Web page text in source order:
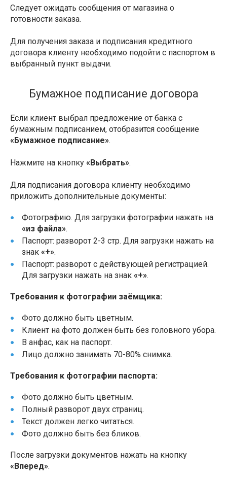
Следует ожидать сообщения от магазина о
готовности заказа.
Для получения заказа и подписания кредитного
договора клиенту необходимо подойти с паспортом в
выбранный пункт выдачи.
Бумажное подписание договора
Если клиент выбрал предложение от банка с
бумажным подписанием, отобразится сообщение
«Бумажное подписание».
Нажмите на кнопку «Выбрать».
Для подписания договора клиенту необходимо
приложить дополнительные документы:
Фотографию. Для загрузки фотографии нажать на
«из файла».
Паспорт: разворот 2-3 стр. Для загрузки нажать на
знак «+».
Паспорт: разворот с действующей регистрацией.
Для загрузки нажать на знак «+».
Требования к фотографии заёмщика:
Фото должно быть цветным.
Клиент на фото должен быть без головного убора.
В анфас, как на паспорт.
Лицо должно занимать 70-80% снимка.
Требования к фотографии паспорта:
Фото должно быть цветным.
Полный разворот двух страниц.
Текст должен легко читаться.
Фото должно быть без бликов.
После загрузки документов нажать на кнопку
«Вперед».